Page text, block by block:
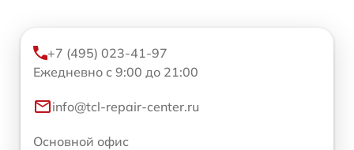
+7 (495) 023-41-97
Ежедневно с 9:00 до 21:00
info@tcl-repair-center.ru
Основной офис